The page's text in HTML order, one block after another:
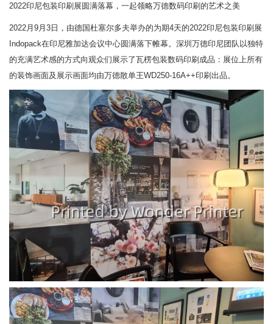
2022印尼包装印刷展圆满落幕，一起领略万德数码印刷的艺术之美
2022月9月3日，由德国杜塞尔多夫举办的为期4天的2022印尼包装印刷展
Indopack在印尼雅加达会议中心圆满落下帷幕。深圳万德印尼团队以独特
的充满艺术感的方式向观众们展示了瓦楞包装数码印刷成品：展位上所有
的装饰画面及展示画面均由万德散单王WD250-16A++印刷出品。